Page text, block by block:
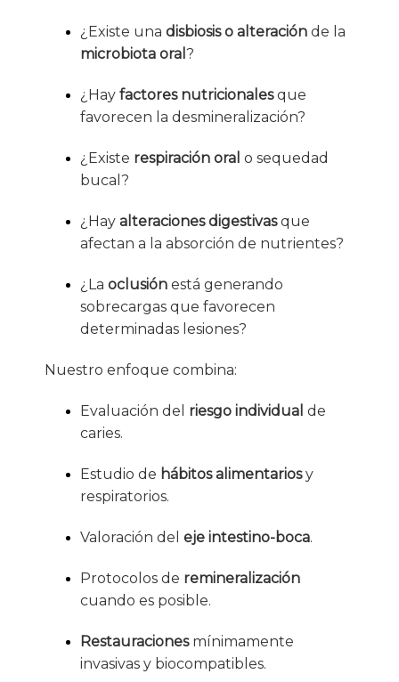
¿Existe una disbiosis o alteración de la
microbiota oral ?
¿Hay factores nutricionalesque
favorecen la desmineralización?
¿Existe respiración oral o sequedad
bucal?
¿Hay alteraciones digestivasque
afectan a la absorción de nutrientes?
¿La oclusión está generando
sobrecargas que favorecen
determinadas lesiones?
Nuestro enfoque combina:
Evaluación del riesgo individual de
caries.
Estudio de hábitos alimentariosy
respiratorios.
Valoración del eje intestino-boca.
Protocolos de remineralización
cuando es posible.
Restauracionesmínimamente
invasivas y biocompatibles.